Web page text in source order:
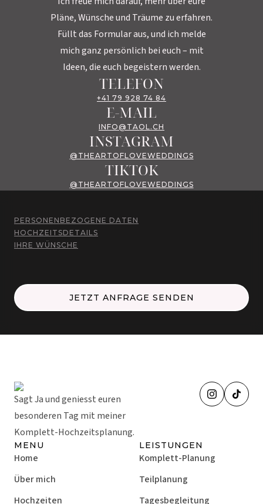
Pläne, Wünsche und Träume zu erfahren.
Füllt das Formular aus, und ich melde
mich ganz persönlich bei euch – mit
Ideen, die euch begeistern werden.
TELEFON
+41 79 928 74 84
E-MAIL
INFO@TAOL.CH
INSTAGRAM
@THEARTOFLOVEWEDDINGS
TIKTOK
@THEARTOFLOVEWEDDINGS
PERSONENBEZOGENE DATEN
HOCHZEITSDETAILS
IHRE WÜNSCHE
JETZT ANFRAGE SENDEN
Sagt Ja und geniesst euren
besonderen Tag mit meiner
Komplett-Hochzeitsplanung.
MENU
Home
Über mich
Hochzeiten
LEISTUNGEN
Komplett-Planung
Teilplanung
Tagesbegleitung